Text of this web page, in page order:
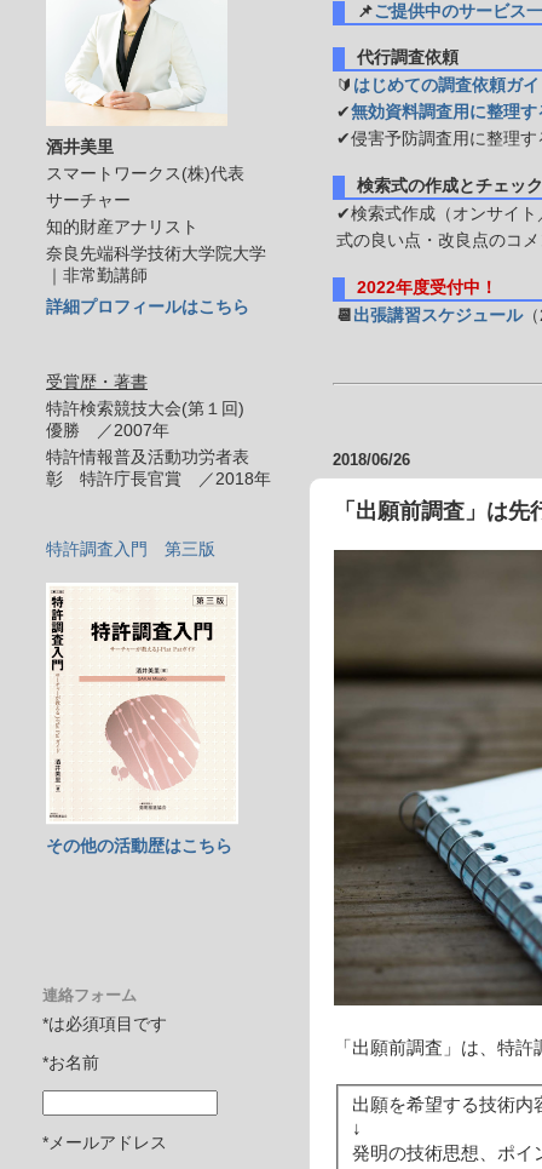
📌ご提供中のサービス
代行調査依頼
🔰 はじめての調査依頼ガ
✔無効資料調査用に整理
✔侵害予防調査用に整理す
検索式の作成とチェック
✔検索式作成（オンサイト
式の良い点・改良点のコ
2022年度受付中！
📆 出張講習スケジュール
2018/06/26
「出願前調査」は
「出願前調査」は、特
出願を希望する技術内
↓
発明の技術思想、ポイ
酒井美里
スマートワークス(株)代表
サーチャー
知的財産アナリスト
奈良先端科学技術大学院大学
｜非常勤講師
詳細プロフィールはこちら
受賞歴・著書
特許検索競技大会(第１回)
優勝 ／2007年
特許情報普及活動功労者表
彰 特許庁長官賞 ／2018年
特許調査入門 第三版
その他の活動歴はこちら
連絡フォーム
*は必須項目です
*お名前
*メールアドレス